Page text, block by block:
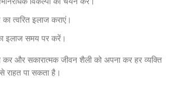
त्वरित इलाज कराएं।
इलाज समय पर करें।
कर और सकारात्मक जीवन शैली को अपना कर हर व्यक्ति
राहत पा सकता है।